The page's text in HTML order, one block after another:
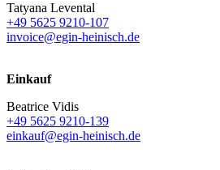
Tatyana Levental
+49 5625 9210-107
invoice@egin-heinisch.de
Einkauf
Beatrice Vidis
+49 5625 9210-139
einkauf@egin-heinisch.de